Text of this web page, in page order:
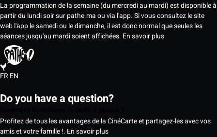
La programmation de la semaine (du mercredi au mardi) est disponible à
partir du lundi soir sur pathe.ma ou via l'app. Si vous consultez le site
web l'app le samedi ou le dimanche, il est donc normal que seules les
séances jusqu'au mardi soient affichées. En savoir plus
FREN
Do you have a question?
Profitez de tous les avantages de la CinéCarte et partagez-les avec vos
amis et votre famille !. En savoir plus